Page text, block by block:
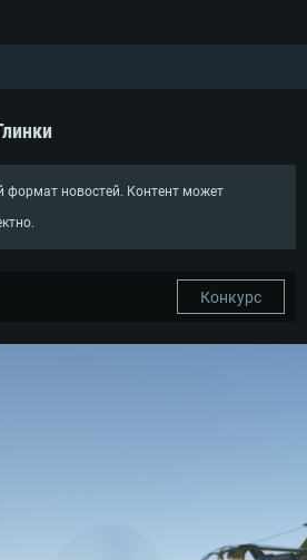
формат новостей. Контент может
Конкурс